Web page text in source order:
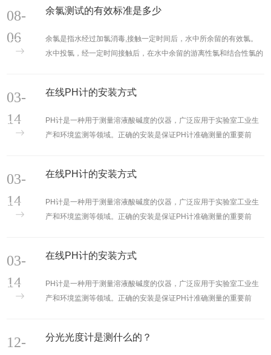
余氯测试的有效标准是多少
余氯是指水经过加氯消毒,接触一定时间后，水中所余留的有效氯。
水中投氯，经一定时间接触后，在水中余留的游离性氯和结合性氯的
做余氯。检测余氯的仪器有很多，便携式余氯检测仪DR300，和在
中进行：饮用水处理：用于监测自来水或其他饮......
08-
06
在线PH计的安装方式
PH计是一种用于测量溶液酸碱度的仪器，广泛应用于实验室工业生
产和环境监测等领域。正确的安装是保证PH计准确测量的重要前
性气体和化学品。同时，要确保安装位置便于操作和维护。如上一共
值得注意的是，在确定产品之前就需要把安装位置......
03-
14
在线PH计的安装方式
PH计是一种用于测量溶液酸碱度的仪器，广泛应用于实验室工业生
产和环境监测等领域。正确的安装是保证PH计准确测量的重要前
性气体和化学品。同时，要确保安装位置便于操作和维护。如上一共
值得注意的是，在确定产品之前就需要把安装位置......
03-
14
在线PH计的安装方式
PH计是一种用于测量溶液酸碱度的仪器，广泛应用于实验室工业生
产和环境监测等领域。正确的安装是保证PH计准确测量的重要前
性气体和化学品。同时，要确保安装位置便于操作和维护。如上一共
03-
14
分光光度计是测什么的？
12-